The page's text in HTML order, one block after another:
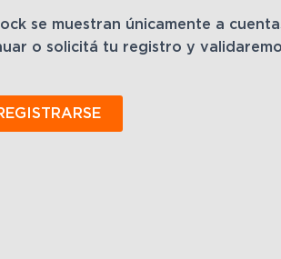
se muestran únicamente a
o solicitá tu registro y